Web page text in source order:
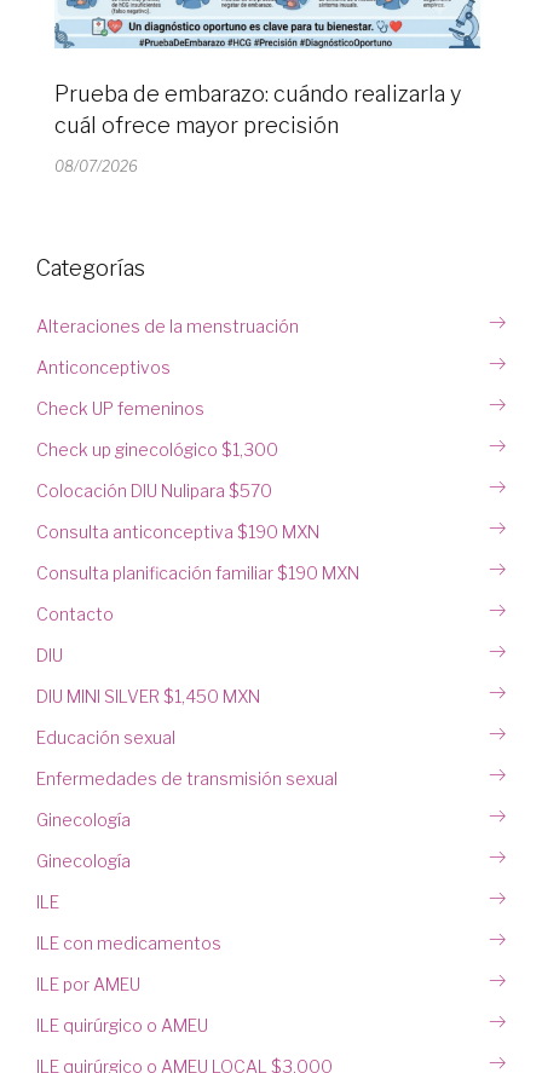
Prueba de embarazo: cuándo realizarla y
cuál ofrece mayor precisión
08/07/2026
Categorías
Alteraciones de la menstruación
Anticonceptivos
Check UP femeninos
Check up ginecológico $1,300
Colocación DIU Nulipara $570
Consulta anticonceptiva $190 MXN
Consulta planificación familiar $190 MXN
Contacto
DIU
DIU MINI SILVER $1,450 MXN
Educación sexual
Enfermedades de transmisión sexual
Ginecología
Ginecología
ILE
ILE con medicamentos
ILE por AMEU
ILE quirúrgico o AMEU
ILE quirúrgico o AMEU LOCAL $3,000